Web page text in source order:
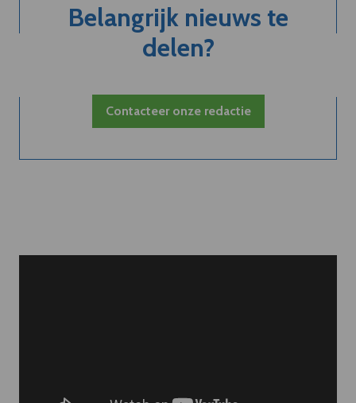
Belangrijk nieuws te
delen?
Contacteer onze redactie